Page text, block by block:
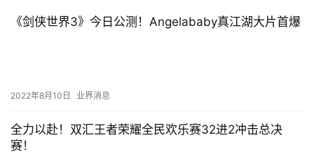
《剑侠世界3》今日公测！Angelababy真江湖大片首爆
2022年8月10日 业界消息
全力以赴！双汇王者荣耀全民欢乐赛32进2冲击总决
赛！